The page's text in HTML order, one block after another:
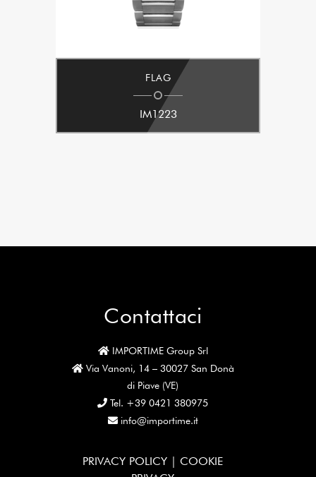
FLAG
IM1223
Contattaci
IMPORTIME Group Srl
Via Vanoni, 14 – 30027 San Donà
di Piave (VE)
Tel. +39 0421 380975
info@importime.it
PRIVACY POLICY | COOKIE